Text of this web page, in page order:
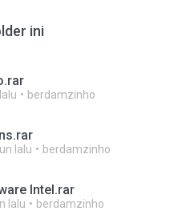
ini
berdamzinho
lalu berdamzinho
Intel.rar
lalu berdamzinho